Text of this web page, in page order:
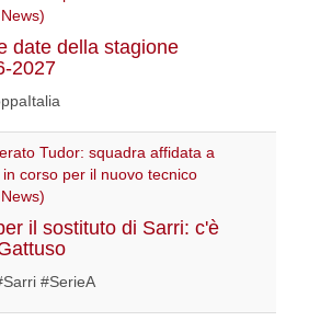
date della stagione
2027
il sostituto di Sarri: c'è
#SerieA